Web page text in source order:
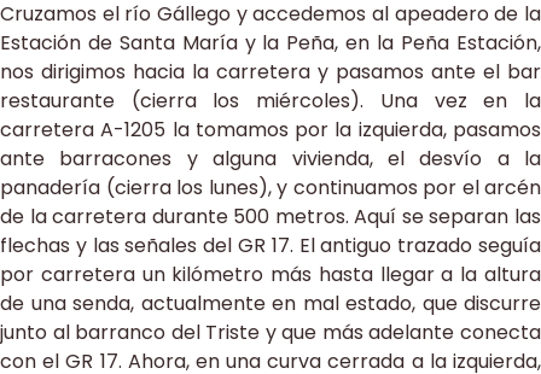
Cruzamos el río Gállego y accedemos al apeadero de la
Estación de Santa María y la Peña, en la Peña Estación,
nos dirigimos hacia la carretera y pasamos ante el bar
restaurante (cierra los miércoles). Una vez en la
carretera A-1205 la tomamos por la izquierda, pasamos
ante barracones y alguna vivienda, el desvío a la
panadería (cierra los lunes), y continuamos por el arcén
de la carretera durante 500 metros. Aquí se separan las
flechas y las señales del GR 17. El antiguo trazado seguía
por carretera un kilómetro más hasta llegar a la altura
de una senda, actualmente en mal estado, que discurre
junto al barranco del Triste y que más adelante conecta
con el GR 17. Ahora, en una curva cerrada a la izquierda,